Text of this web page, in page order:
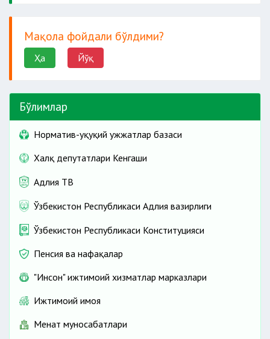
Мақола фойдали бўлдими?
Ҳа Йўқ
Бўлимлар
Норматив-ҳуқуқий ҳужжатлар базаси
Халқ депутатлари Кенгаши
Адлия ТВ
Ўзбекистон Республикаси Адлия вазирлиги
Ўзбекистон Республикаси Конституцияси
Пенсия ва нафақалар
"Инсон" ижтимоий хизматлар марказлари
Ижтимоий ҳимоя
Меҳнат муносабатлари